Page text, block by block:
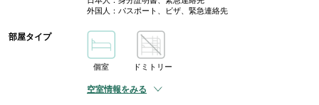
外国人：パスポート、ビザ、緊急連絡先
部屋タイプ
個室 ドミトリー
空室情報をみる